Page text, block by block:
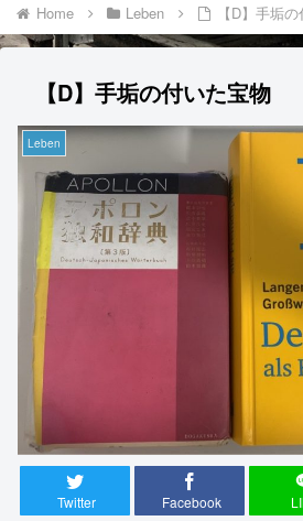
Home Leben 【D】手垢
【D】手垢の付いた宝物
Leben
Twitter Facebook